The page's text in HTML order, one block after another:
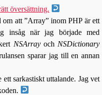
översättning.
att ”Array” inom PHP är ett
insåg när jag började med
NSArrayoch NSDictionary
sparar jag till en annan
sarkastiskt uttalande. Jag vet